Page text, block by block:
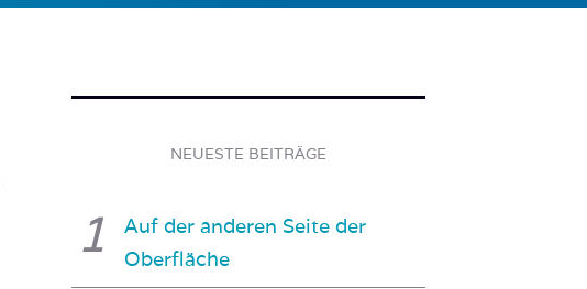
NEUESTE BEITRÄGE
Auf der anderen Seite der
Oberfläche